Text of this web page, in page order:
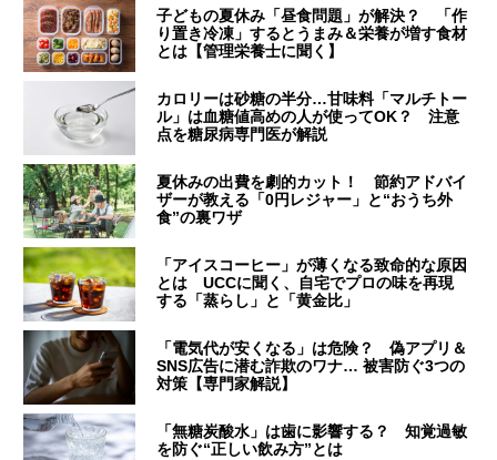
子どもの夏休み「昼食問題」が解決？ 「作
り置き冷凍」するとうまみ＆栄養が増す食材
とは【管理栄養士に聞く】
カロリーは砂糖の半分…甘味料「マルチトー
ル」は血糖値高めの人が使ってOK？ 注意
点を糖尿病専門医が解説
夏休みの出費を劇的カット！ 節約アドバイ
ザーが教える「0円レジャー」と“おうち外
食”の裏ワザ
「アイスコーヒー」が薄くなる致命的な原因
とは UCCに聞く、自宅でプロの味を再現
する「蒸らし」と「黄金比」
「電気代が安くなる」は危険？ 偽アプリ＆
SNS広告に潜む詐欺のワナ… 被害防ぐ3つの
対策【専門家解説】
「無糖炭酸水」は歯に影響する？ 知覚過敏
を防ぐ“正しい飲み方”とは